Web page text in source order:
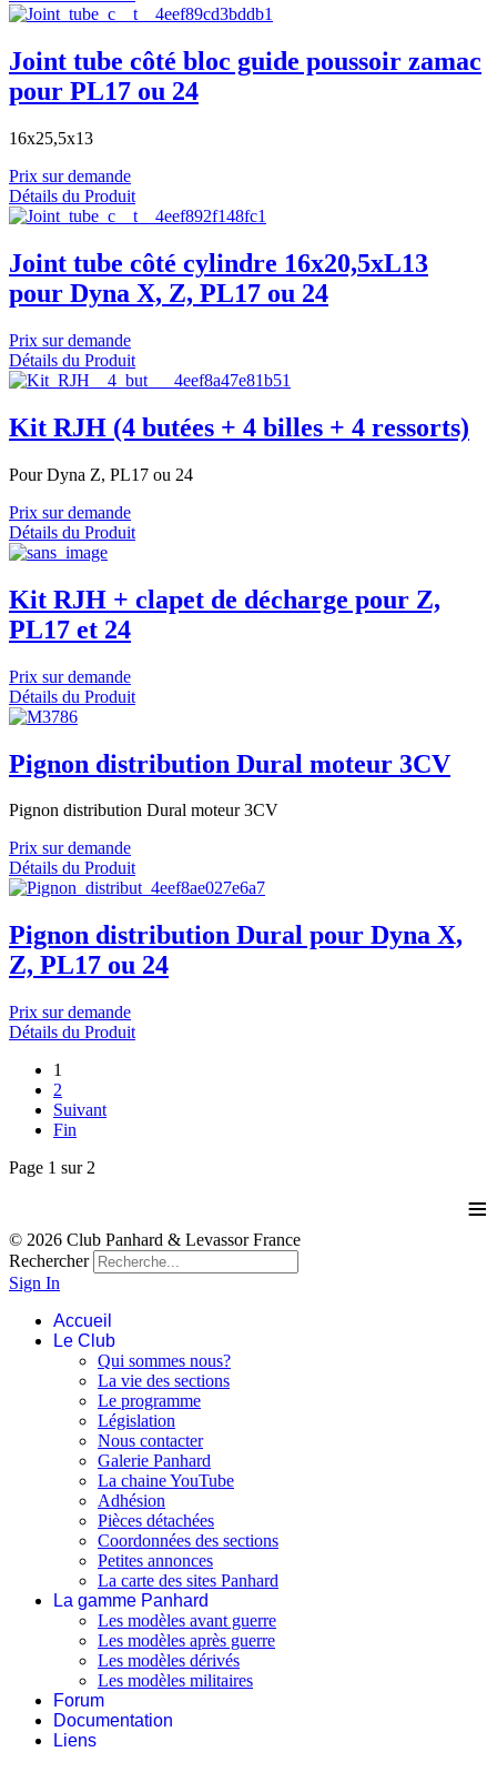
Joint tube côté bloc guide poussoir zamac
pour PL17 ou 24
16x25,5x13
Prix sur demande
Détails du Produit
Joint tube côté cylindre 16x20,5xL13
pour Dyna X, Z, PL17 ou 24
Prix sur demande
Détails du Produit
Kit RJH (4 butées + 4 billes + 4 ressorts)
Pour Dyna Z, PL17 ou 24
Prix sur demande
Détails du Produit
Kit RJH + clapet de décharge pour Z,
PL17 et 24
Prix sur demande
Détails du Produit
Pignon distribution Dural moteur 3CV
Pignon distribution Dural moteur 3CV
Prix sur demande
Détails du Produit
Pignon distribution Dural pour Dyna X,
Z, PL17 ou 24
Prix sur demande
Détails du Produit
1
2
Suivant
Fin
Page 1 sur 2
≡
© 2026 Club Panhard & Levassor France
Rechercher
Sign In
Accueil
Le Club
Qui sommes nous?
La vie des sections
Le programme
Législation
Nous contacter
Galerie Panhard
La chaine YouTube
Adhésion
Pièces détachées
Coordonnées des sections
Petites annonces
La carte des sites Panhard
La gamme Panhard
Les modèles avant guerre
Les modèles après guerre
Les modèles dérivés
Les modèles militaires
Forum
Documentation
Liens